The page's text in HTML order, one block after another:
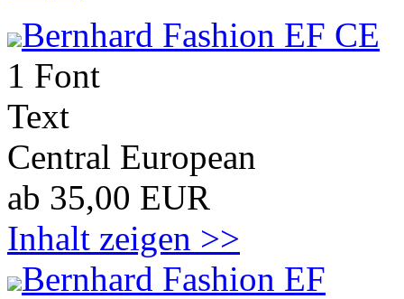
Bernhard Fashion EF CE
1 Font
Text
Central European
ab 35,00 EUR
Inhalt zeigen >>
Bernhard Fashion EF